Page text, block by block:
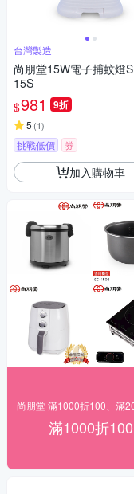
台灣製造
尚朋堂15W電子捕蚊燈
15S
$981 9折
5 (1)
挑戰低價 券
加入購物車
滿1000折100